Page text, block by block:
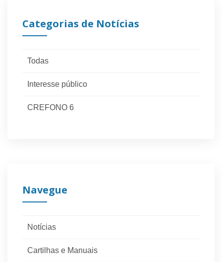
Categorias de Notícias
Todas
Interesse público
CREFONO 6
Navegue
Notícias
Cartilhas e Manuais